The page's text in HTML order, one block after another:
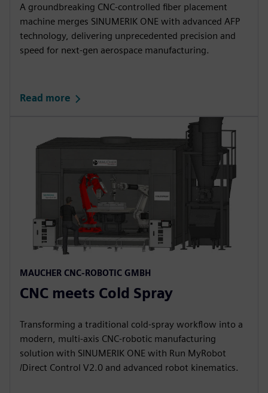
A groundbreaking CNC‑controlled fiber placement
machine merges SINUMERIK ONE with advanced AFP
technology, delivering unprecedented precision and
speed for next‑gen aerospace manufacturing.​
Read more
MAUCHER CNC-ROBOTIC GMBH​
CNC meets Cold Spray​
Transforming a traditional cold‑spray workflow into a
modern, multi‑axis CNC‑robotic manufacturing
solution with SINUMERIK ONE with Run MyRobot
/Direct Control V2.0 and advanced robot kinematics.​